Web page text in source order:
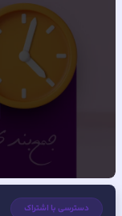
دسترسی با اشتراک